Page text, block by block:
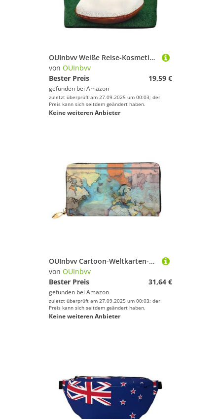
OUInbvv Weiße Reise-Kosmetiktasche mit Organizer mit mehreren Fächern, Polyester-Twill-Tasche für Fitnessstudio, Camping und Geschäftsreisen
von OUInbvv
Bester Preis
19,59 €
gefunden bei Amazon
zuletzt überprüft am 27.09.2025 um 00:03; der
Preis kann sich seitdem geändert haben.
Keine weiteren Anbieter
OUInbvv Cartoon-Weltkarten-Geldbörse mit Metall-Reißverschluss, Passbuch und Scheckhalter, weich, leicht, Design Fächer
von OUInbvv
Bester Preis
31,64 €
gefunden bei Amazon
zuletzt überprüft am 27.09.2025 um 00:03; der
Preis kann sich seitdem geändert haben.
Keine weiteren Anbieter